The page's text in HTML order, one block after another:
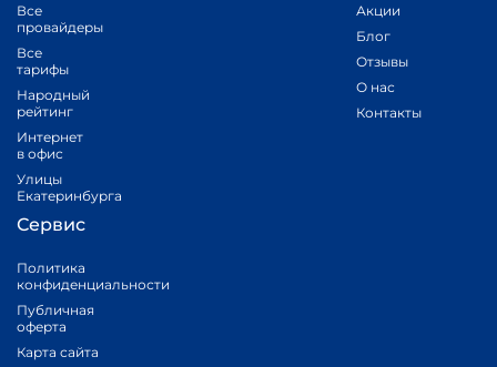
Все
провайдеры
Все
тарифы
Народный
рейтинг
Интернет
в офис
Улицы
Екатеринбурга
Акции
Блог
Отзывы
О нас
Контакты
Сервис
Политика
конфиденциальности
Публичная
оферта
Карта сайта